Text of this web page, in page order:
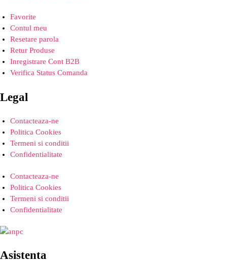
Favorite
Contul meu
Resetare parola
Retur Produse
Inregistrare Cont B2B
Verifica Status Comanda
Legal
Contacteaza-ne
Politica Cookies
Termeni si conditii
Confidentialitate
Contacteaza-ne
Politica Cookies
Termeni si conditii
Confidentialitate
Asistenta